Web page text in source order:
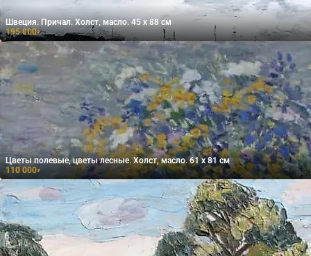
Швеция. Причал. Холст, масло. 45 х 88 см
195 000₽
Цветы полевые, цветы лесные. Холст, масло. 61 х 81 см
110 000₽